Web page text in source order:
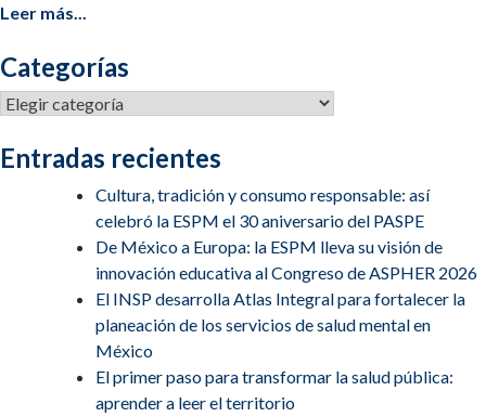
Leer más...
Categorías
Categorías
Entradas recientes
Cultura, tradición y consumo responsable: así
celebró la ESPM el 30 aniversario del PASPE
De México a Europa: la ESPM lleva su visión de
innovación educativa al Congreso de ASPHER 2026
El INSP desarrolla Atlas Integral para fortalecer la
planeación de los servicios de salud mental en
México
El primer paso para transformar la salud pública:
aprender a leer el territorio